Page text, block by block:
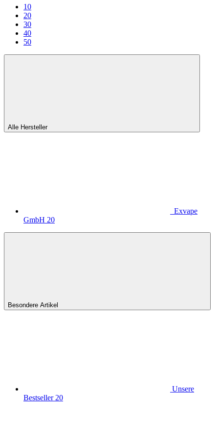
10
20
30
40
50
Alle Hersteller
Exvape
GmbH 20
Besondere Artikel
Unsere
Bestseller20